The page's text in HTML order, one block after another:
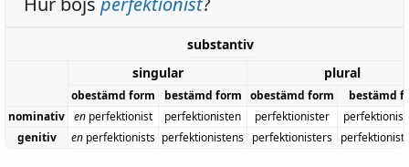
substantiv
singular
plural
obestämd form bestämd form obestämd form
bestämd
nominativ en perfektionist perfektionisten perfektionister
genitiv
en perfektionists perfektionistens perfektionisters